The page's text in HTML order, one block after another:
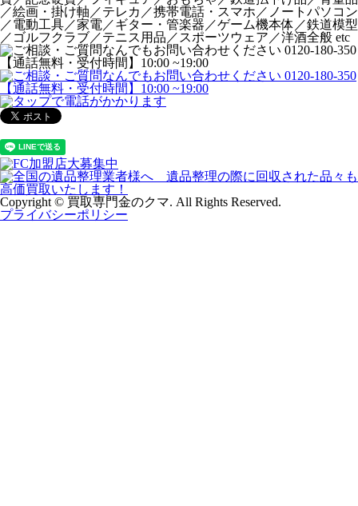
／絵画・掛け軸／テレカ／携帯電話・スマホ／ノートパソコン
／電動工具／家電／ギター・管楽器／ゲーム機本体／鉄道模型
／ゴルフクラブ／テニス用品／スポーツウェア／洋酒全般 etc
Copyright © 買取専門金のクマ. All Rights Reserved.
プライバシーポリシー